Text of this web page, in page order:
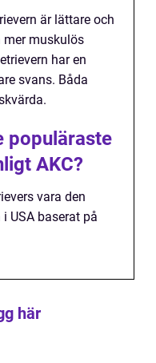
är lättare och
mer muskulös
har en
svans. Båda
populäraste
AKC?
vara den
USA baserat på
här